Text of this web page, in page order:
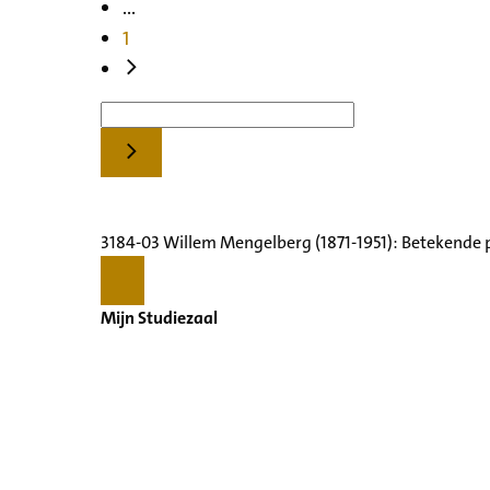
...
1
3184-03 Willem Mengelberg (1871-1951):
Mijn Studiezaal